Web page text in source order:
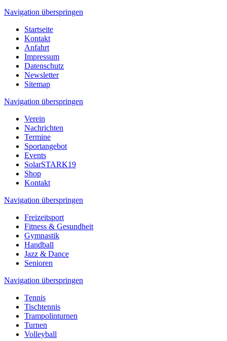
Navigation überspringen
Startseite
Kontakt
Anfahrt
Impressum
Datenschutz
Newsletter
Sitemap
Navigation überspringen
Verein
Nachrichten
Termine
Sportangebot
Events
SolarSTARK19
Shop
Kontakt
Navigation überspringen
Freizeitsport
Fitness & Gesundheit
Gymnastik
Handball
Jazz & Dance
Senioren
Navigation überspringen
Tennis
Tischtennis
Trampolinturnen
Turnen
Volleyball